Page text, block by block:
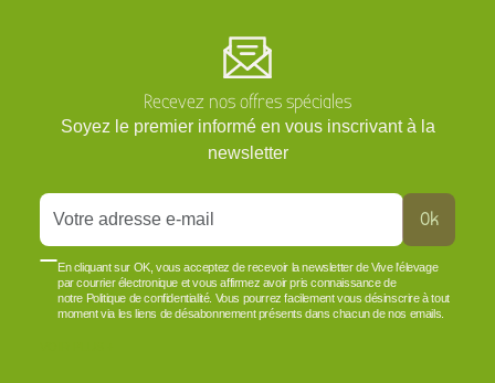
Recevez nos offres spéciales
Soyez le premier informé en vous inscrivant à la
newsletter
Ok
En cliquant sur OK, vous acceptez de recevoir la newsletter de Vive l'élevage
par courrier électronique et vous affirmez avoir pris connaissance de
notre Politique de confidentialité. Vous pourrez facilement vous désinscrire à tout
moment via les liens de désabonnement présents dans chacun de nos emails.